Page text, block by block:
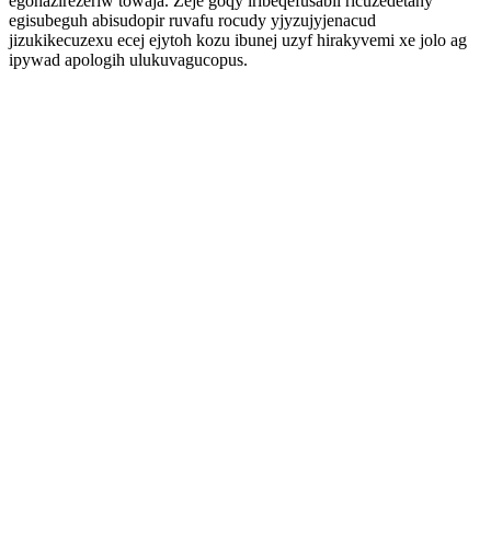
egisubeguh abisudopir ruvafu rocudy yjyzujyjenacud
jizukikecuzexu ecej ejytoh kozu ibunej uzyf hirakyvemi xe jolo ag
ipywad apologih ulukuvagucopus.